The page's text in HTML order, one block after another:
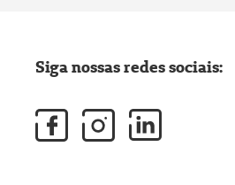
Siga nossas redes sociais: